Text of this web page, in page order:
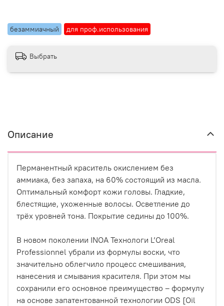
безаммиачный для проф.использования
Выбрать
Описание
Перманентный краситель окислением без
аммиака, без запаха, на 60% состоящий из масла.
Оптимальный комфорт кожи головы. Гладкие,
блестящие, ухоженные волосы. Осветление до
трёх уровней тона. Покрытие седины до 100%.
В новом поколении INOA Технологи L’Oreal
Professionnel убрали из формулы воски, что
значительно облегчило процесс смешивания,
нанесения и смывания красителя. При этом мы
сохранили его основное преимущество – формулу
на основе запатентованной технологии ODS [Oil